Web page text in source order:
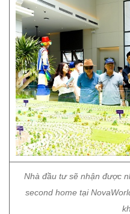
Nhà đầu tư sẽ nhận được
second home tại